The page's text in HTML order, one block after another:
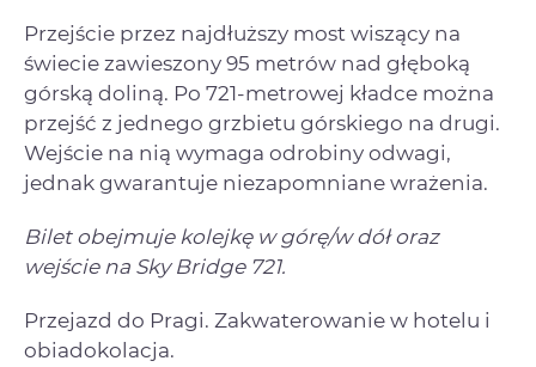
Przejście przez najdłuższy most wiszący na
świecie zawieszony 95 metrów nad głęboką
górską doliną. Po 721-metrowej kładce można
przejść z jednego grzbietu górskiego na drugi.
Wejście na nią wymaga odrobiny odwagi,
jednak gwarantuje niezapomniane wrażenia.
Bilet obejmuje kolejkę w górę/w dół oraz
wejście na Sky Bridge 721.
Przejazd do Pragi. Zakwaterowanie w hotelu i
obiadokolacja.